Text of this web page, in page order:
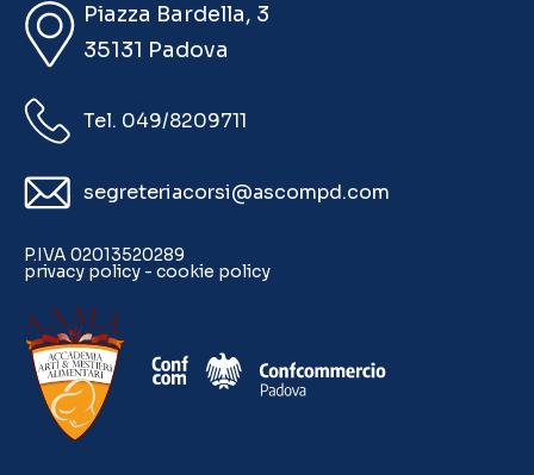
Piazza Bardella, 3
35131 Padova
Tel. 049/8209711
segreteriacorsi@ascompd.com
P.IVA 02013520289
privacy policy - cookie policy